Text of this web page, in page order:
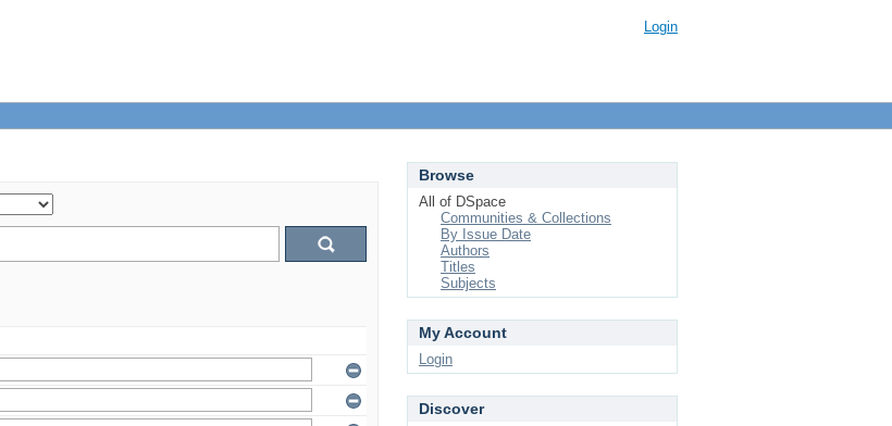
Login
Browse
All of DSpace
Communities & Collections
By Issue Date
Authors
Titles
Subjects
My Account
Login
Discover